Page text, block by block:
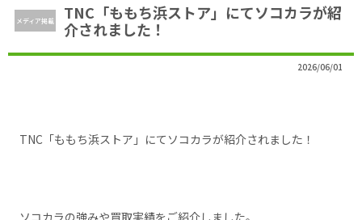
メディア掲載
TNC「ももち浜ストア」にてソコカラが紹
介されました！
2026/06/01
TNC「ももち浜ストア」 にてソコカラが紹介されました！
ソコカラの強みや買取実績をご紹介しました。